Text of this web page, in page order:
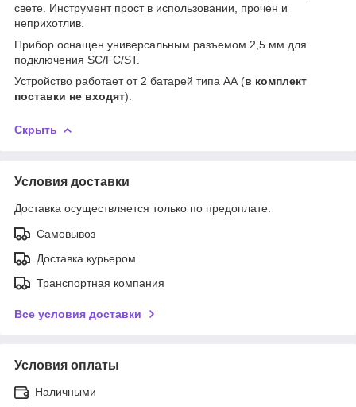
свете. Инструмент прост в использовании, прочен и
неприхотлив.
Прибор оснащен универсальным разъемом 2,5 мм для
подключения SC/FC/ST.
Устройство работает от 2 батарей типа АА (в комплект
поставки не входят).
Скрыть
Условия доставки
Доставка осуществляется только по предоплате.
Самовывоз
Доставка курьером
Транспортная компания
Все условия доставки
Условия оплаты
Наличными